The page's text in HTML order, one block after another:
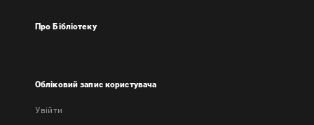
Про Бібліотеку
Обліковий запис користувача
Увійти